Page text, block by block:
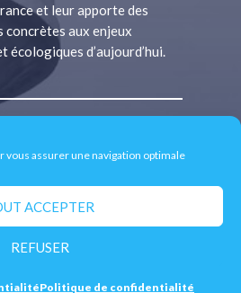
vous assurer une navigation optimale
ACCEPTER
REFUSER
Politique de confidentialité
et leur apporte des
concrètes aux enjeux
écologiques d’aujourd’hui.
durable
circulaire
renouvelables
public durable